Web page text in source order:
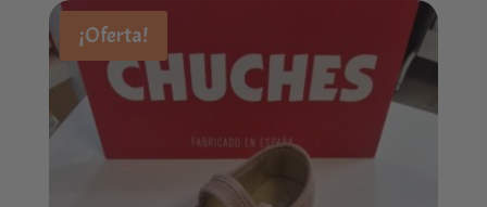
era:
32,00 €.
es:
25,60 €.
¡Oferta!